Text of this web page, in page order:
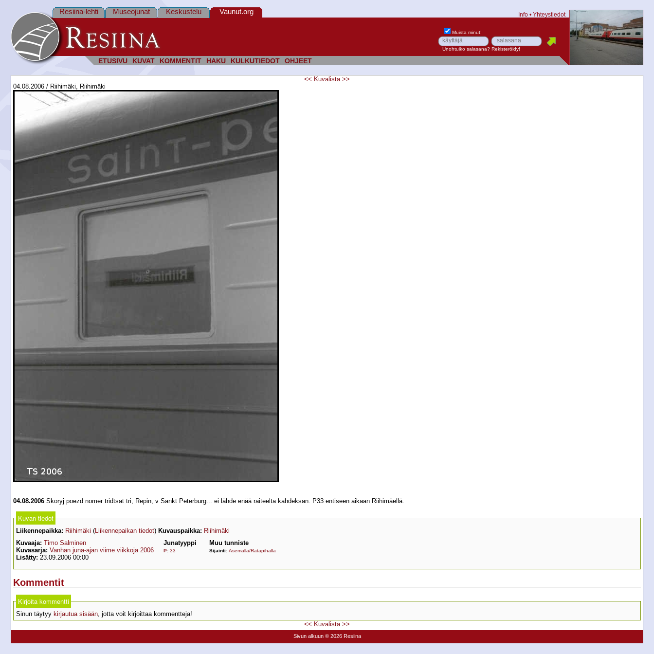
ETUSIVU KUVAT KOMMENTIT HAKU KULKUTIEDOT OHJEET
Resiina-lehti Museojunat Keskustelu Vaunut.org Info • Yhteystiedot
Muista minut!
Unohtuiko salasana? Rekisteröidy!
<< Kuvalista >>
04.08.2006 / Riihimäki, Riihimäki
04.08.2006 Skoryj poezd nomer tridtsat tri, Repin, v Sankt Peterburg... ei lähde enää raiteelta kahdeksan. P33 entiseen aikaan Riihimäellä.
Kuvan tiedot
Liikennepaikka: Riihimäki (Liikennepaikan tiedot) Kuvauspaikka: Riihimäki
Kuvaaja: Timo Salminen
Kuvasarja: Vanhan juna-ajan viime viikkoja 2006
Lisätty: 23.09.2006 00:00
Junatyyppi
P: 33
Muu tunniste
Sijainti: Asemalla/Ratapihalla
Kommentit
Kirjoita kommentti
Sinun täytyy kirjautua sisään, jotta voit kirjoittaa kommentteja!
<< Kuvalista >>
Sivun alkuun © 2026 Resiina